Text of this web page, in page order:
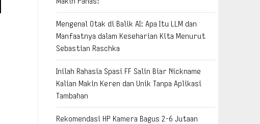
Mengenal Otak di Balik AI: Apa Itu LLM dan
Manfaatnya dalam Keseharian Kita Menurut
Sebastian Raschka
Inilah Rahasia Spasi FF Salin Biar Nickname
Kalian Makin Keren dan Unik Tanpa Aplikasi
Tambahan
Rekomendasi HP Kamera Bagus 2-6 Jutaan